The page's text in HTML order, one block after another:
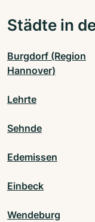
Städte in
Burgdorf (Region
Hannover)
Lehrte
Sehnde
Edemissen
Einbeck
Wendeburg